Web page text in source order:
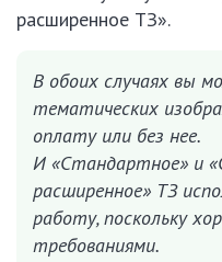
расширенное ТЗ».
В обоих случаях вы
тематических
оплату или без нее.
И «Стандартное» и
расширенное» ТЗ
работу, поскольку
требованиями.